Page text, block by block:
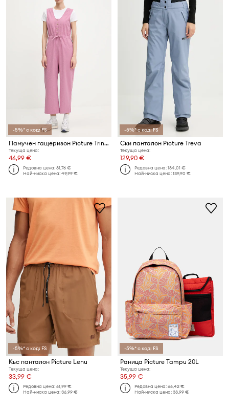
-5%* с код: FS
Памучен гащеризон Picture Trinket
Текуща цена:
46,99 €
Редовна цена:81,76 €
Най-ниска цена:49,99 €
-5%* с код: FS
Ски панталон Picture Treva
Текуща цена:
129,90 €
Редовна цена:184,01 €
Най-ниска цена:139,90 €
-5%* с код: FS
Къс панталон Picture Lenu
Текуща цена:
33,99 €
Редовна цена:61,99 €
Най-ниска цена:36,99 €
-5%* с код: FS
Раница Picture Tampu 20L
Текуща цена:
35,99 €
Редовна цена:66,42 €
Най-ниска цена:38,99 €